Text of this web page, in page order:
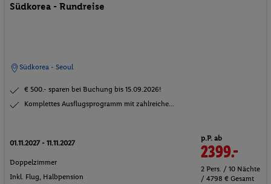
Südkorea - Rundreise
Südkorea - Seoul
€ 500.- sparen bei Buchung bis 15.09.2026!
Komplettes Ausflugsprogramm mit zahlreiche...
01.11.2027 - 11.11.2027
Doppelzimmer
Inkl. Flug, Halbpension
p.P. ab
2399.-
2 Pers. / 10 Nächte
/ 4798 € Gesamt